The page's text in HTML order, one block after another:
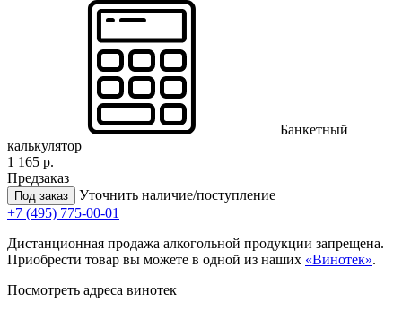
Банкетный
калькулятор
1 165 р.
Предзаказ
Под заказ
Уточнить наличие/поступление
+7 (495) 775-00-01
Дистанционная продажа алкогольной продукции запрещена.
Приобрести товар вы можете в одной из наших «Винотек».
Посмотреть адреса винотек